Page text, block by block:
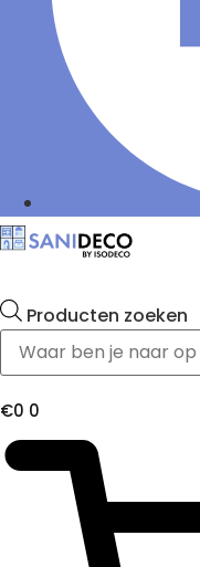
Producten zoeken
€0 0